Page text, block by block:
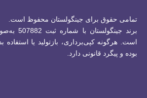
تمامی حقوق برای جینگولستان محفوظ است.
برند
است. هرگونه کپی‌برداری، بازتولید یا
بوده و پیگرد قانونی دارد.